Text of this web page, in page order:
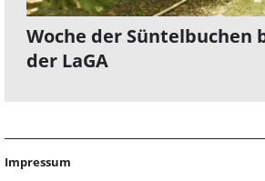
Woche der Süntelbuchen
der LaGA
Impressum